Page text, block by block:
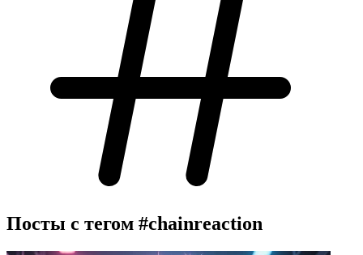
Посты с тегом #chainreaction